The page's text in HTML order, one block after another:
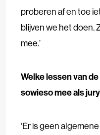
proberen af en toe
blijven we het doen.
mee.’
Welke lessen van
sowieso mee als
‘Er is geen